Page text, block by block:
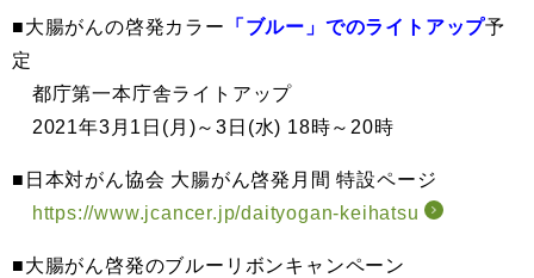
■大腸がんの啓発カラー 「ブルー」でのライトアップ予
定
都庁第一本庁舎ライトアップ
2021年3月1日(月)～3日(水) 18時～20時
■日本対がん協会 大腸がん啓発月間 特設ページ
https://www.jcancer.jp/daityogan-keihatsu
■大腸がん啓発のブルーリボンキャンペーン